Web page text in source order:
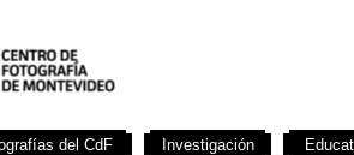
del CdF Investigación